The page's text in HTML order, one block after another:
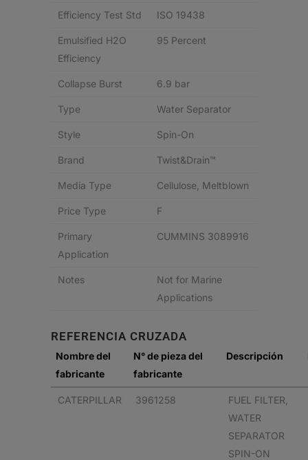
Efficiency Test Std ISO 19438
Emulsified H2O
Efficiency
95 Percent
Collapse Burst 6.9 bar
Type Water Separator
Style Spin-On
Brand Twist&Drain™
Media Type Cellulose, Meltblown
Price Type F
Primary
Application
CUMMINS 3089916
Notes
Not for Marine
Applications
REFERENCIA CRUZADA
Nombre del
fabricante
N° de pieza del
fabricante
Descripción
CATERPILLAR 3961258
FUEL FILTER,
WATER
SEPARATOR
SPIN-ON